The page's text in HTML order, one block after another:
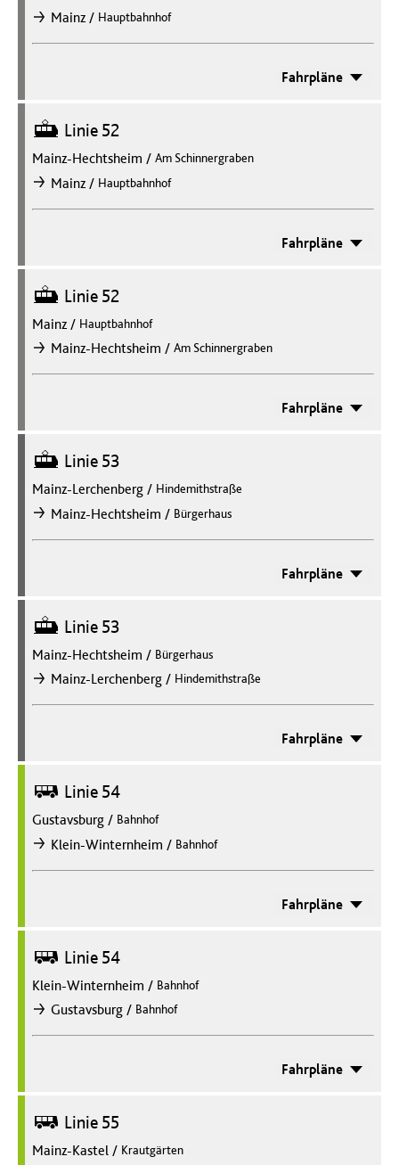
nachMainz / Hauptbahnhof
Fahrpläne
Straßenbahn
Linie 52
Mainz-Hechtsheim / Am Schinnergraben
nachMainz / Hauptbahnhof
Fahrpläne
Straßenbahn
Linie 52
Mainz / Hauptbahnhof
nachMainz-Hechtsheim / Am Schinnergraben
Fahrpläne
Straßenbahn
Linie 53
Mainz-Lerchenberg / Hindemithstraße
nachMainz-Hechtsheim / Bürgerhaus
Fahrpläne
Straßenbahn
Linie 53
Mainz-Hechtsheim / Bürgerhaus
nachMainz-Lerchenberg / Hindemithstraße
Fahrpläne
Bus Linie 54
Gustavsburg / Bahnhof
nachKlein-Winternheim / Bahnhof
Fahrpläne
Bus Linie 54
Klein-Winternheim / Bahnhof
nachGustavsburg / Bahnhof
Fahrpläne
Bus Linie 55
Mainz-Kastel / Krautgärten